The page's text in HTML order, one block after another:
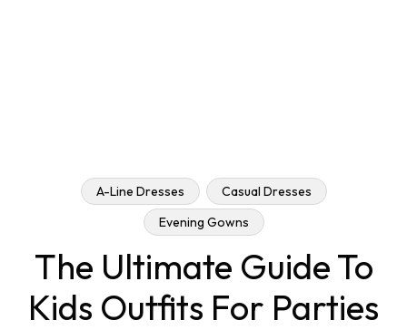
A-Line Dresses
Casual Dresses
Evening Gowns
The Ultimate Guide To
Kids Outfits For Parties